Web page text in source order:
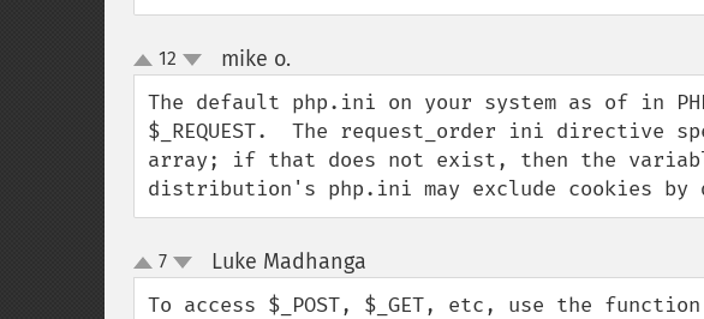
up
down
12 mike o.
The default php.ini on your system as of in
$_REQUEST.  The request_order ini directive
array; if that does not exist, then the
distribution's php.ini may exclude cookies by
up
down
7 Luke Madhanga
To access $_POST, $_GET, etc, use the